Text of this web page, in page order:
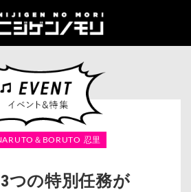
＆BORUTO 忍里
3つの特別任務が